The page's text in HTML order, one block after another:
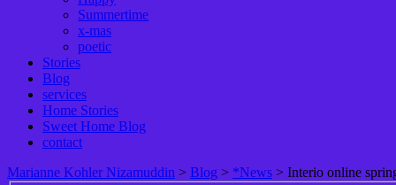
Summertime
x-mas
poetic
Stories
Blog
services
Home Stories
Sweet Home Blog
contact
Marianne Kohler Nizamuddin > Blog > *News > Interio online